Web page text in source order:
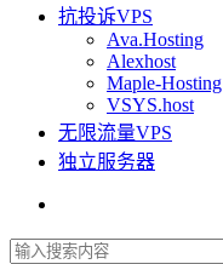
抗投诉VPS
Ava.Hosting
Alexhost
Maple-Hosting
VSYS.host
无限流量VPS
独立服务器